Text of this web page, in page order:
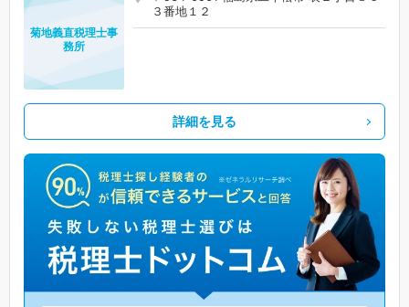
３番地１２
菊地義直税理士事
務所
詳細を見る